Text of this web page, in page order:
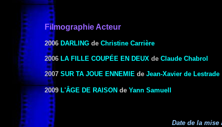
Filmographie Acteur
2006 DARLING de Christine Carrière
2006 LA FILLE COUPÉE EN DEUX de Claude Chabrol
2007 SUR TA JOUE ENNEMIE de Jean-Xavier de Lestrade
2009 L'ÂGE DE RAISON de Yann Samuell
Date de la